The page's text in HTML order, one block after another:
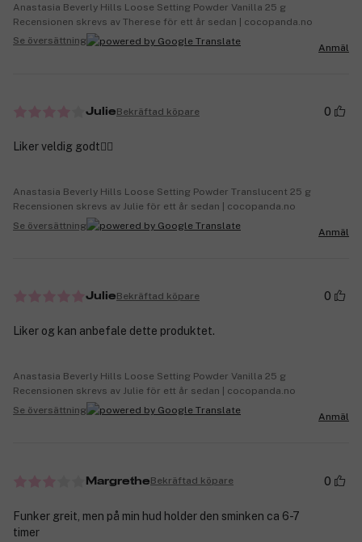
Anastasia Beverly Hills Loose Setting Powder Vanilla 25 g
Recensionen skrevs av Therese för ett år sedan | cocopanda.no
Se översättning
Anmäl
JulieBekräftad köpare 0
Liker veldig godt👍🏼
Anastasia Beverly Hills Loose Setting Powder Translucent 25 g
Recensionen skrevs av Julie för ett år sedan | cocopanda.no
Se översättning
Anmäl
JulieBekräftad köpare 0
Liker og kan anbefale dette produktet.
Anastasia Beverly Hills Loose Setting Powder Vanilla 25 g
Recensionen skrevs av Julie för ett år sedan | cocopanda.no
Se översättning
Anmäl
MargretheBekräftad köpare 0
Funker greit, men på min hud holder den sminken ca 6-7
timer